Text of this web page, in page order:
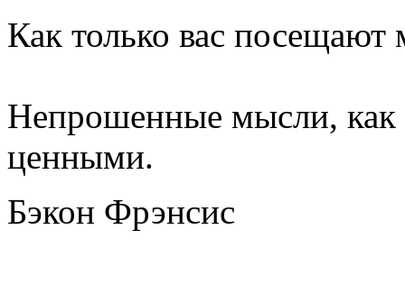
Как только вас
Непрошенные мысли, как
ценными.
Бэкон Фрэнсис